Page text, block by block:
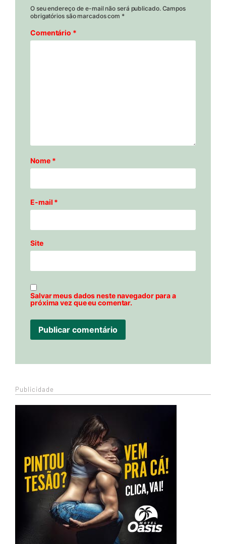
O seu endereço de e-mail não será publicado. Campos
obrigatórios são marcados com *
Comentário *
Nome *
E-mail *
Site
Salvar meus dados neste navegador para a
próxima vez que eu comentar.
Publicidade